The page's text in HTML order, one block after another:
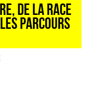
DE LA RACE
PARCOURS